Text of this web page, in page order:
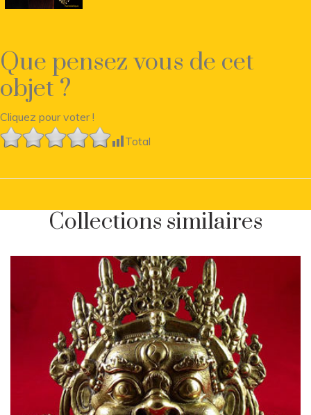
Que pensez vous de cet
objet ?
Cliquez pour voter !
Total
Collections similaires